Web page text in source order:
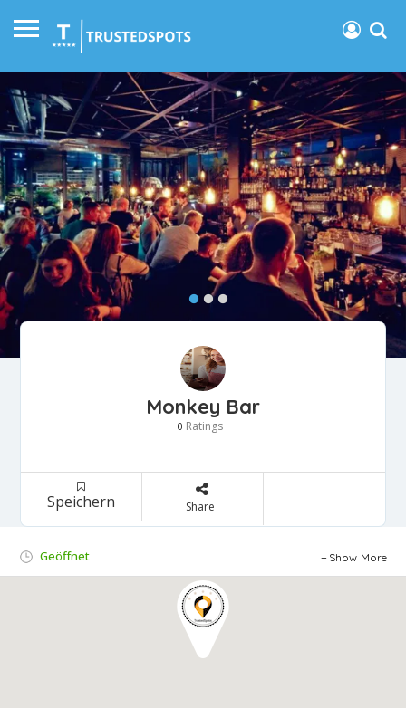
Monkey Bar
0 Ratings
Speichern Share
Geöffnet Show More